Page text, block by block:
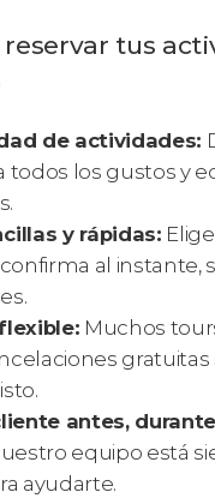
tus
de actividades:
todos los gustos y
y rápidas:
al instante,
Muchos
gratuitas
antes,
equipo está
ayudarte.